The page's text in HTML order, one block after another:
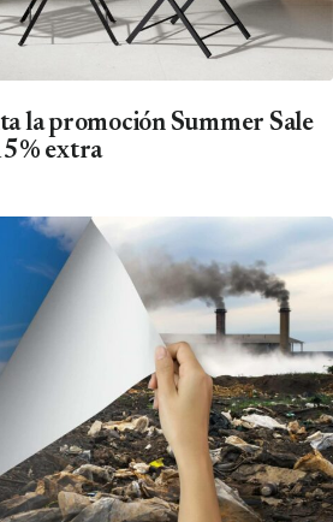
la promoción Summer Sale
extra